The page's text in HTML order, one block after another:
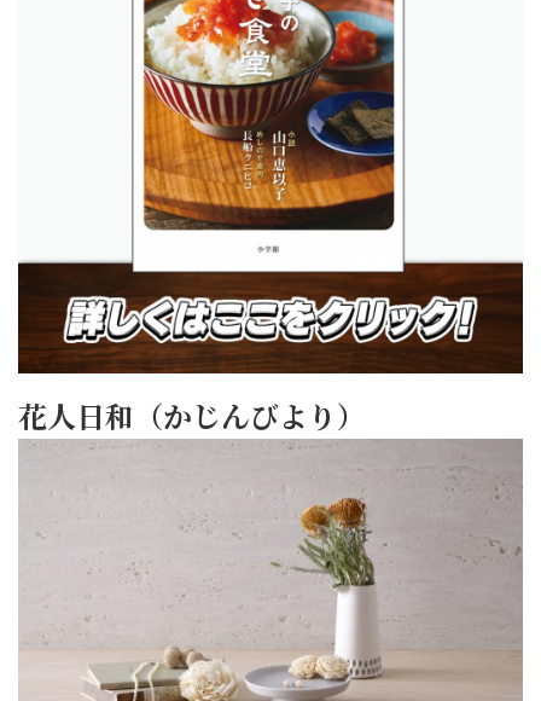
花人日和（かじんびより）